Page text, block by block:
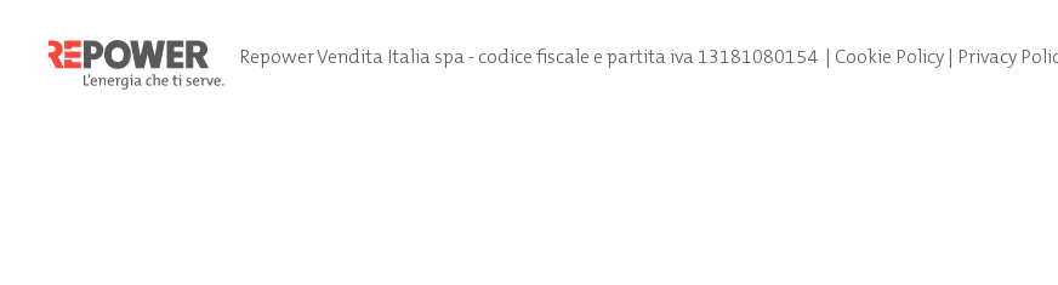
Repower Vendita Italia spa - codice fiscale e partita iva 13181080154| Cookie Policy| Privacy